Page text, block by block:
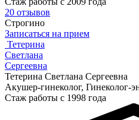
20 отзывов
Строгино
Записаться на прием
Тетерина
Светлана
Сергеевна
Тетерина Светлана Сергеевна
Акушер-гинеколог, Гинеколог-
Стаж работы с 1998 года